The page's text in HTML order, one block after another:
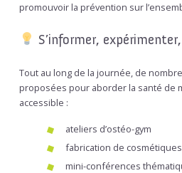
promouvoir la prévention sur
S’informer,
Tout au long de la journée, de
proposées pour aborder la santé de
accessible :
ateliers d’ostéo-gym
fabrication de
mini-conférences